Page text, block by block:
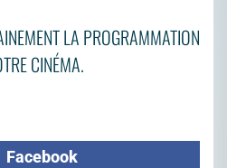
LA PROGRAMMATION
CINÉMA.
Facebook